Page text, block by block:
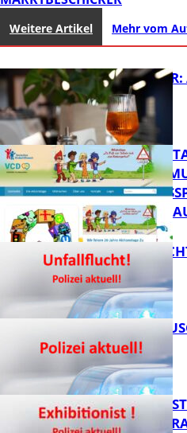
Weitere Artikel Mehr vom
FB Kultur
HOT SUMMER:
LUMA
ZUM
PFALZ:
SCHULWEGE